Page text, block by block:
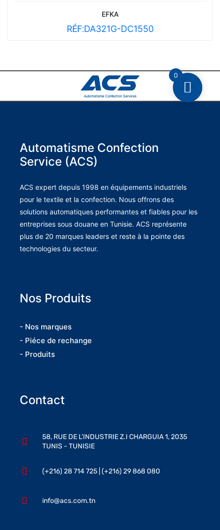
EFKA
RÉF:DA321G-DC1550
Automatisme Confection
Service (ACS)
ACS expert depuis 1998 en équipements industriels
pour le textile et la confection. Nous offrons des
solutions automatiques performantes et fiables pour les
entreprises sous douane en Tunisie. ACS représente
plus de 20 marques leaders et reste à la pointe des
technologies du secteur.
Nos Produits
- Nos marques
- Piéce de rechange
- Produits
Contact
58, RUE DE L’INDUSTRIE Z.I CHARGUIA 1, 2035
TUNIS - TUNISIE
(+216) 28 714 725 | (+216) 29 868 080
info@acs.com.tn
0